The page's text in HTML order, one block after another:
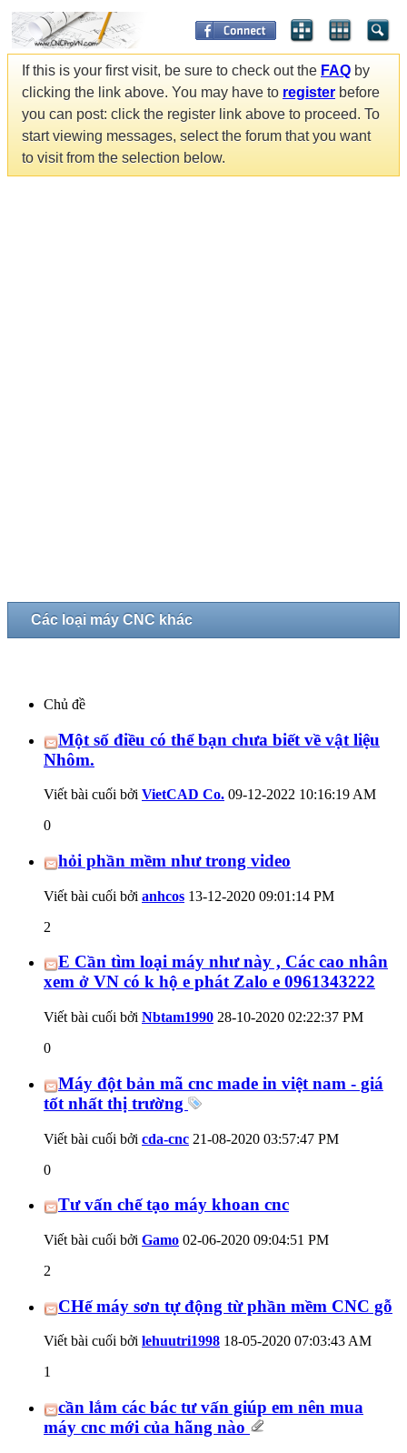
If this is your first visit, be sure to check out the FAQ by
clicking the link above. You may have to register before
you can post: click the register link above to proceed. To
start viewing messages, select the forum that you want
to visit from the selection below.
Các loại máy CNC khác
Chủ đề
Một số điều có thể bạn chưa biết về vật liệu
Nhôm.
Viết bài cuối bởi VietCAD Co. 09-12-2022 10:16:19 AM
0
hỏi phần mềm như trong video
Viết bài cuối bởi anhcos 13-12-2020 09:01:14 PM
2
E Cần tìm loại máy như này , Các cao nhân
xem ở VN có k hộ e phát Zalo e 0961343222
Viết bài cuối bởi Nbtam1990 28-10-2020 02:22:37 PM
0
Máy đột bản mã cnc made in việt nam - giá
tốt nhất thị trường
Viết bài cuối bởi cda-cnc 21-08-2020 03:57:47 PM
0
Tư vấn chế tạo máy khoan cnc
Viết bài cuối bởi Gamo 02-06-2020 09:04:51 PM
2
CHế máy sơn tự động từ phần mềm CNC gỗ
Viết bài cuối bởi lehuutri1998 18-05-2020 07:03:43 AM
1
cần lắm các bác tư vấn giúp em nên mua
máy cnc mới của hãng nào